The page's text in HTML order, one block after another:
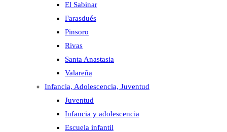
El Sabinar
Farasdués
Pinsoro
Rivas
Santa Anastasia
Valareña
Infancia, Adolescencia, Juventud
Juventud
Infancia y adolescencia
Escuela infantil